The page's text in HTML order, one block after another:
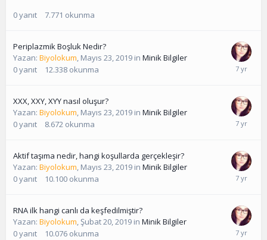
0yanıt 7.771 okunma
Periplazmik Boşluk Nedir?
Yazan: Biyolokum, Mayıs 23, 2019 in Minik Bilgiler
0yanıt 12.338 okunma
XXX, XXY, XYY nasıl oluşur?
Yazan: Biyolokum, Mayıs 23, 2019 in Minik Bilgiler
0yanıt 8.672 okunma
Aktif taşıma nedir, hangi koşullarda gerçekleşir?
Yazan: Biyolokum, Mayıs 23, 2019 in Minik Bilgiler
0yanıt 10.100 okunma
RNA ilk hangi canlı da keşfedilmiştir?
Yazan: Biyolokum,Şubat 20, 2019 in Minik Bilgiler
0yanıt 10.076 okunma